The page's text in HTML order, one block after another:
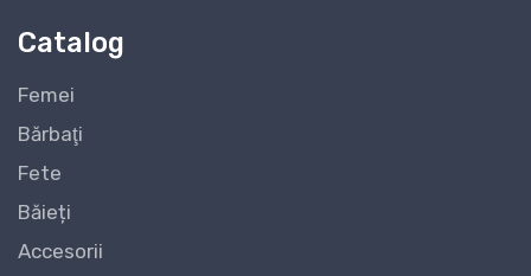
Catalog
Femei
Bărbaţi
Fete
Băieți
Accesorii